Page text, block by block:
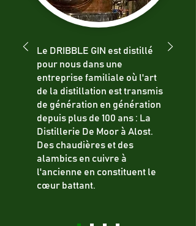
Le DRIBBLE GIN est distillé
pour nous dans une
entreprise familiale où l'art
de la distillation est transmis
de génération en génération
depuis plus de 100 ans : La
Distillerie De Moor à Alost.
Des chaudières et des
alambics en cuivre à
l'ancienne en constituent le
cœur battant.